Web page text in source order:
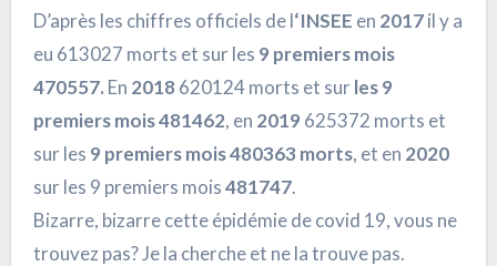
D’après les chiffres officiels de l‘INSEE en 2017il y a
eu 613027 morts et sur les 9 premiers mois
470557. En 2018 620124 morts et surles 9
premiers mois 481462, en 2019 625372 morts et
sur les 9 premiers mois 480363 morts, et en 2020
sur les 9 premiers mois481747.
Bizarre, bizarre cette épidémie de covid 19, vous ne
trouvez pas? Je la cherche et ne la trouve pas.